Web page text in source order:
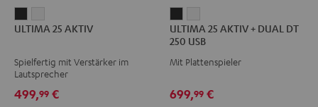
25
Night
Black
25
Pure
ULTIMA 25 AKTIV
Spielfertig mit Verstärker im
Lautsprecher
499,99 €
25
AKTIV
+
DT
25
AKTIV
+
DT
ULTIMA 25 AKTIV + DUAL DT
250 USB
Mit Plattenspieler
699,99 €